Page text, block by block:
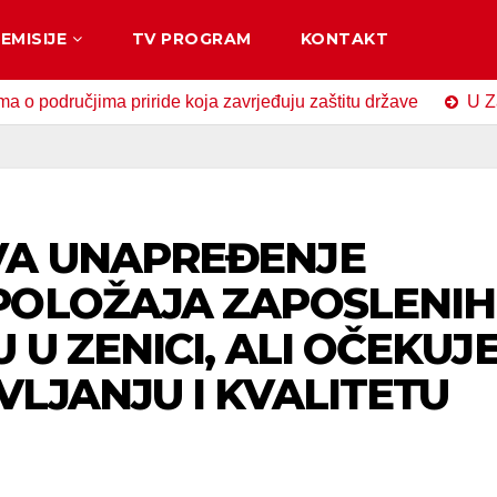
EMISIJE TV PROGRAM KONTAKT
priride koja zavrjeđuju zaštitu države U
UNAPREĐENJE
ZAPOSLENIH
U ZENICI, ALI
I KVALITETU